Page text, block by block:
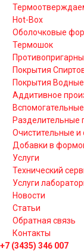
Hot-Box
Оболочковые
Термошок
Покрытия
Покрытия Водные
Аддитивное
Разделительные
Очистительные
Добавки в
Услуги
Технический
Услуги
Новости
Статьи
Обратная связь
Контакты
+7 (3435) 346 007